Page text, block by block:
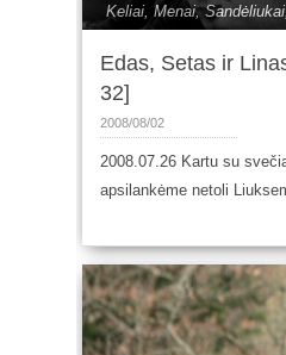
Keliai, Menai,Sandėliukai,
Edas, Setas ir
32]
2008/08/02
2008.07.26 Kartu su
apsilankėme netoli